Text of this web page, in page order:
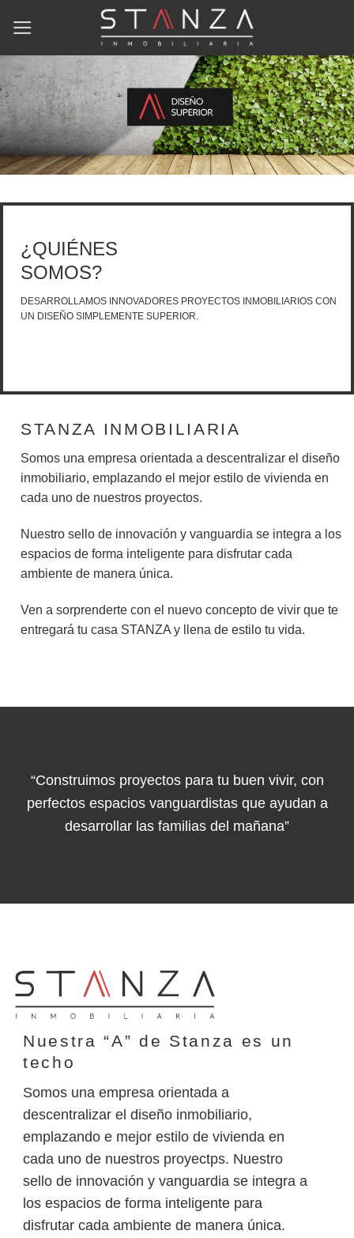
content
¿QUIÉNES
SOMOS?
DESARROLLAMOS INNOVADORES PROYECTOS INMOBILIARIOS CON
UN DISEÑO SIMPLEMENTE SUPERIOR.
STANZA INMOBILIARIA
Somos una empresa orientada a descentralizar el diseño
inmobiliario, emplazando el mejor estilo de vivienda en
cada uno de nuestros proyectos.
Nuestro sello de innovación y vanguardia se integra a los
espacios de forma inteligente para disfrutar cada
ambiente de manera única.
Ven a sorprenderte con el nuevo concepto de vivir que te
entregará tu casa STANZA y llena de estilo tu vida.
“Construimos proyectos para tu buen vivir, con
perfectos espacios vanguardistas que ayudan a
desarrollar las familias del mañana”
Nuestra “A” de Stanza es un
techo
Somos una empresa orientada a
descentralizar el diseño inmobiliario,
emplazando e mejor estilo de vivienda en
cada uno de nuestros proyectps. Nuestro
sello de innovación y vanguardia se integra a
los espacios de forma inteligente para
disfrutar cada ambiente de manera única.